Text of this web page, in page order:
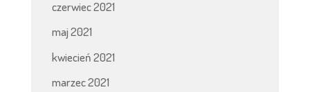
czerwiec 2021
maj 2021
kwiecień 2021
marzec 2021